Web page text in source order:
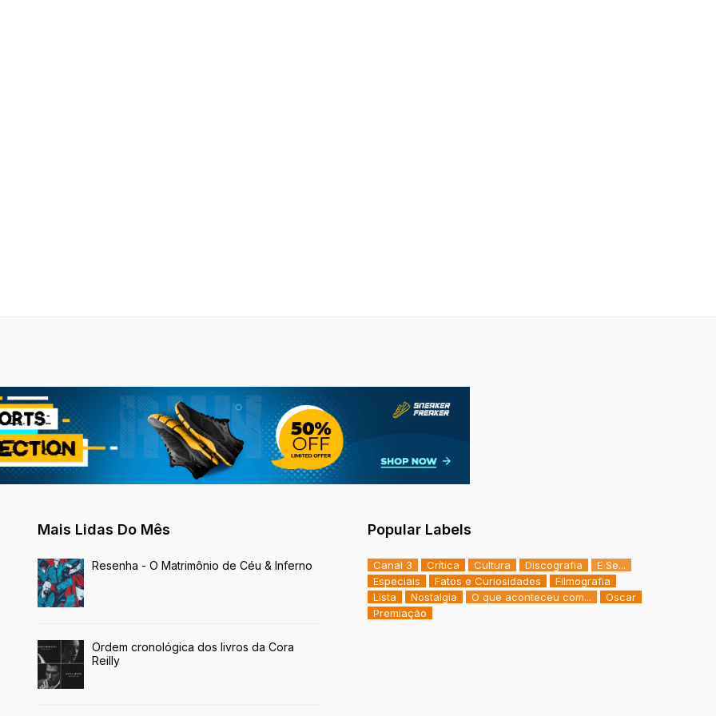
Mais Lidas Do Mês
Resenha - O Matrimônio de Céu & Inferno
Ordem cronológica dos livros da Cora
Reilly
Popular Labels
Canal 3 Crítica Cultura Discografia
E Se...
Especiais
Fatos e Curiosidades
Filmografia
Lista
Nostalgia O que aconteceu com...
Oscar
Premiação